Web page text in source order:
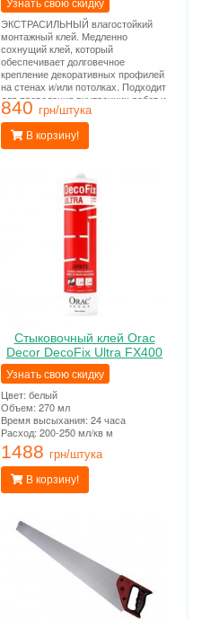
ЭКСТРАСИЛЬНЫЙ влагостойкий
монтажный клей. Медленно
сохнущий клей, который
обеспечивает долговечное
крепление декоративных профилей
на стенах и/или потолках. Подходит
для проведения внутренних работ и
применения на пористых
поверхностях. Применяется во
влажных помещениях (ванных.
бассейнах, наружных работах).
840 грн/штука
В корзину!
Стыковочный клей Orac
Decor DecoFix Ultra FX400
Узнать свою скидку
Цвет: белый
Объем: 270 мл
Время высыхания: 24 часа
Расход: 200-250 мл/кв м
1488 грн/штука
В корзину!